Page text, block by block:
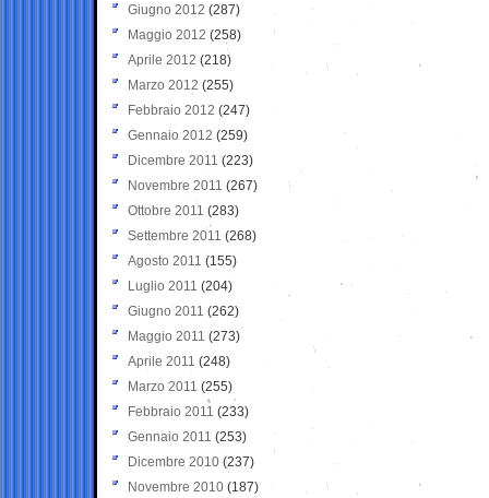
Giugno 2012 (287)
Maggio 2012 (258)
Aprile 2012 (218)
Marzo 2012 (255)
Febbraio 2012 (247)
Gennaio 2012 (259)
Dicembre 2011 (223)
Novembre 2011 (267)
Ottobre 2011 (283)
Settembre 2011 (268)
Agosto 2011 (155)
Luglio 2011 (204)
Giugno 2011 (262)
Maggio 2011 (273)
Aprile 2011 (248)
Marzo 2011 (255)
Febbraio 2011 (233)
Gennaio 2011 (253)
Dicembre 2010 (237)
Novembre 2010 (187)